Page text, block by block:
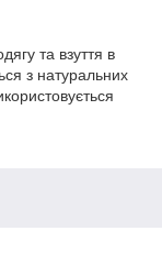
та взуття в
з натуральних
на всіх